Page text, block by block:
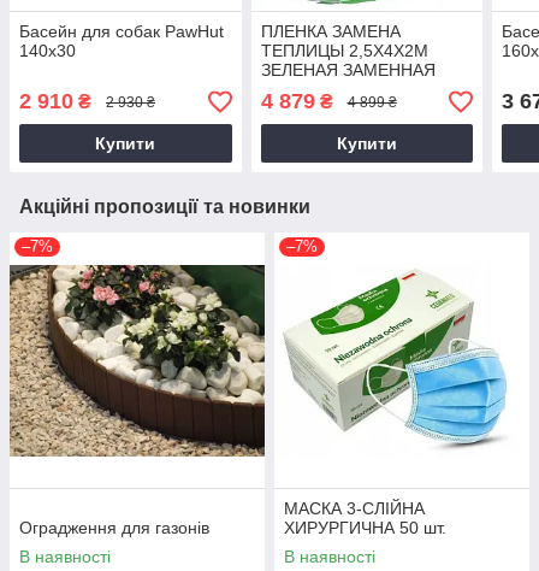
Басейн для собак PawHut
140x30
2 910 ₴ 2 930 ₴
Купити
ПЛЕНКА ЗАМЕНА
ТЕПЛИЦЫ 2,5Х4Х2М
ЗЕЛЕНАЯ ЗАМЕННАЯ
4 879₴ 4 899 ₴
Купити
3
Акційні пропозиції та новинки
–7%
Оградження для газонів
В наявності
–7%
МАСКА 3-СЛІЙНА
ХИРУРГИЧНА 50 шт.
В наявності